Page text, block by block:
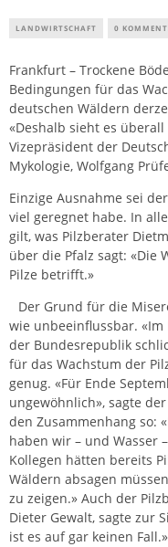
LANDWIRTSCHAFT 0
Frankfurt – Trockene
Bedingungen für das
deutschen Wäldern
«Deshalb sieht es
Vizepräsident der
Mykologie, Wolfgang
Einzige Ausnahme sei
viel geregnet habe. In
gilt, was Pilzberater
über die Pfalz sagt: «Die
Pilze betrifft.»
Der Grund für die
wie unbeeinflussbar.
der Bundesrepublik
für das Wachstum der
genug. «Für Ende
ungewöhnlich», sagte
den Zusammenhang so:
haben wir – und Wasser
Kollegen hätten bereits
Wäldern absagen
zu zeigen.» Auch der
Dieter Gewalt, sagte zur
ist es auf gar keinen Fall.»